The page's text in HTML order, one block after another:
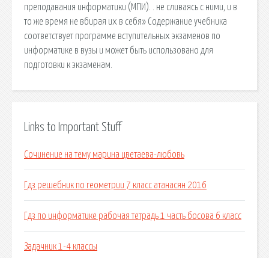
преподавания информатики (МПИ). . не сливаясь с ними, и в
то же время не вбирая их в себя» Содержание учебника
соответствует программе вступительных экзаменов по
информатике в вузы и может быть использовано для
подготовки к экзаменам.
Links to Important Stuff
Сочинение на тему марина цветаева-любовь
Гдз решебник по геометрии 7 класс атанасян 2016
Гдз по информатике рабочая тетрадь 1 часть босова 6 класс
Задачник 1-4 классы